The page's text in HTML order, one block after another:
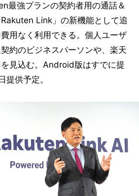
最強プランの契約者用の通話＆
Link」の新機能として追
用なく利用できる。個人ユーザ
約のビジネスパーソンや、楽天
見込む。Android版はすでに提
提供予定。